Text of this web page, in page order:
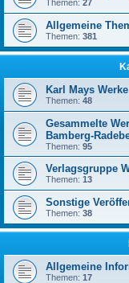
Themen: 27
Allgemeine
Themen: 381
Karl Mays
Themen: 48
Gesammelte
Bamberg-
Themen: 95
Verlagsgruppe
Themen: 13
Sonstige
Themen: 38
Allgemeine
Themen: 17